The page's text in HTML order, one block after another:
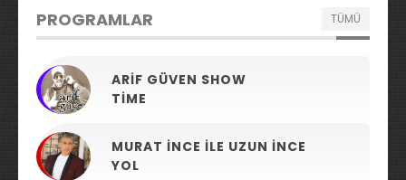
PROGRAMLAR TÜMÜ
ARIF GÜVEN SHOW
TIME
MURAT İNCE ILE UZUN İNCE
YOL